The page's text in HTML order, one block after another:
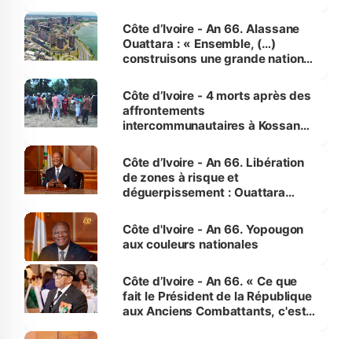
enfants
Côte d’Ivoire - An 66. Alassane
Ouattara : « Ensemble, (…)
construisons une grande nation
générations futures »
Côte d’Ivoire - 4 morts après des
affrontements
intercommunautaires à Kossandji
milieu des sinistrés
Côte d’Ivoire - An 66. Libération
de zones à risque et
déguerpissement : Ouattara
l'Etat de droit pour préserver les
vies humaines »
Côte d'Ivoire - An 66. Yopougon
aux couleurs nationales
Côte d’Ivoire - An 66. « Ce que
fait le Président de la République
aux Anciens Combattants, c'est